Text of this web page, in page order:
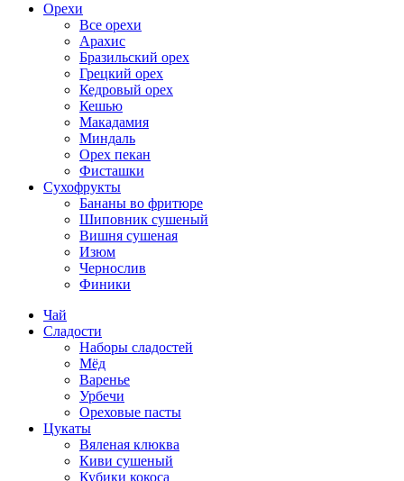
Орехи
Все орехи
Арахис
Бразильский орех
Грецкий орех
Кедровый орех
Кешью
Макадамия
Миндаль
Орех пекан
Фисташки
Сухофрукты
Бананы во фритюре
Шиповник сушеный
Вишня сушеная
Изюм
Чернослив
Финики
Чай
Сладости
Наборы сладостей
Мёд
Варенье
Урбечи
Ореховые пасты
Цукаты
Вяленая клюква
Киви сушеный
Кубики кокоса